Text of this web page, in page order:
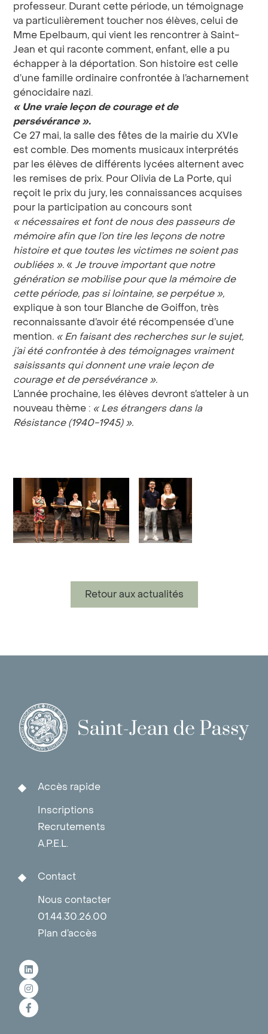
professeur. Durant cette période, un témoignage
va particulièrement toucher nos élèves, celui de
Mme Epelbaum, qui vient les rencontrer à Saint-
Jean et qui raconte comment, enfant, elle a pu
échapper à la déportation. Son histoire est celle
d’une famille ordinaire confrontée à l’acharnement
génocidaire nazi.
« Une vraie leçon de courage et de
persévérance ».
Ce 27 mai, la salle des fêtes de la mairie du XVIe
est comble. Des moments musicaux interprétés
par les élèves de différents lycées alternent avec
les remises de prix. Pour Olivia de La Porte, qui
reçoit le prix du jury, les connaissances acquises
pour la participation au concours sont
« nécessaires et font de nous des passeurs de
mémoire afin que l’on tire les leçons de notre
histoire et que toutes les victimes ne soient pas
oubliées ». «Je trouve important que notre
génération se mobilise pour que la mémoire de
cette période, pas si lointaine, se perpétue »,
explique à son tour Blanche de Goiffon, très
reconnaissante d’avoir été récompensée d’une
mention. « En faisant des recherches sur le sujet,
j’ai été confrontée à des témoignages vraiment
saisissants qui donnent une vraie leçon de
courage et de persévérance ».
L’année prochaine, les élèves devront s’atteler à un
nouveau thème : « Les étrangers dans la
Résistance (1940-1945) ».
Retour aux actualités
Accès rapide
Inscriptions
Recrutements
A.P.E.L.
Contact
Nous contacter
01.44.30.26.00
Plan d’accès